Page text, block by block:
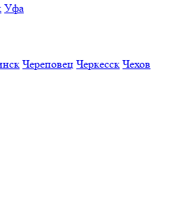
Уфа
Череповец Черкесск Чехов